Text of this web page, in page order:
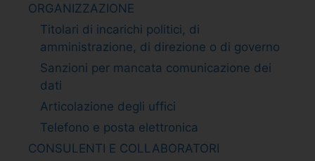
ORGANIZZAZIONE
Titolari di incarichi politici, di
amministrazione, di direzione o di governo
Sanzioni per mancata comunicazione dei
dati
Articolazione degli uffici
Telefono e posta elettronica
CONSULENTI E COLLABORATORI